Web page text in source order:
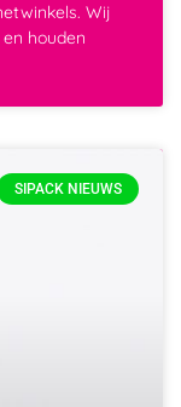
Wij
houden
SIPACK NIEUWS